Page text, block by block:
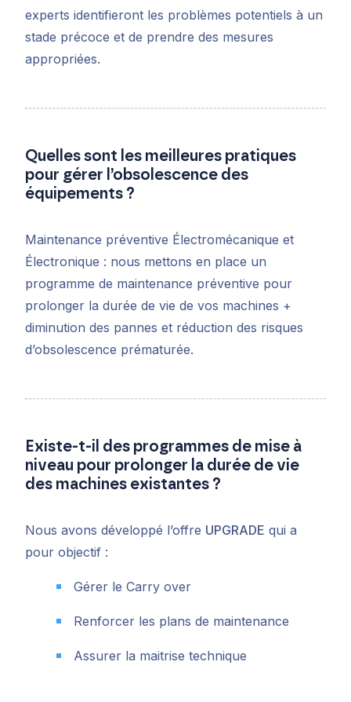
experts identifieront les problèmes potentiels à un
stade précoce et de prendre des mesures
appropriées.
Quelles sont les meilleures pratiques
pour gérer l’obsolescence des
équipements ?
Maintenance préventive Électromécanique et
Électronique : nous mettons en place un
programme de maintenance préventive pour
prolonger la durée de vie de vos machines +
diminution des pannes et réduction des risques
d’obsolescence prématurée.
Existe-t-il des programmes de mise à
niveau pour prolonger la durée de vie
des machines existantes ?
Nous avons développé l’offre UPGRADE qui a
pour objectif :
Gérer le Carry over
Renforcer les plans de maintenance
Assurer la maitrise technique